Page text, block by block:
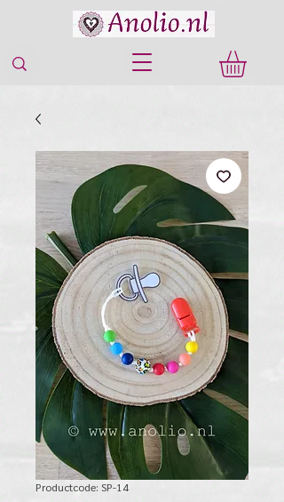
Productcode: SP-14